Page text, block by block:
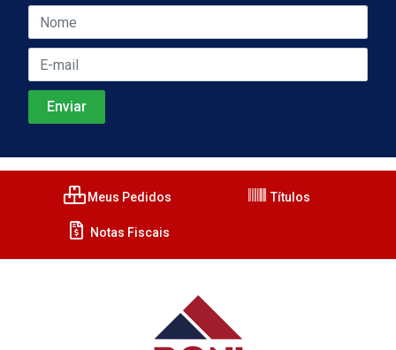
Meus Pedidos Títulos
Notas Fiscais